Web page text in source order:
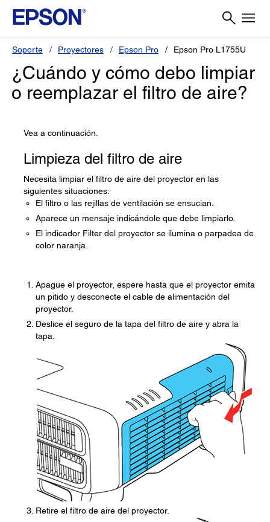
Soporte Proyectores Epson Pro Epson Pro L1755U
¿Cuándo y cómo debo limpiar
o reemplazar el filtro de aire?
Vea a continuación.
Limpieza del filtro de aire
Necesita limpiar el filtro de aire del proyector en las
siguientes situaciones:
El filtro o las rejillas de ventilación se ensucian.
Aparece un mensaje indicándole que debe limpiarlo.
El indicador Filter del proyector se ilumina o parpadea de
color naranja.
Apague el proyector, espere hasta que el proyector emita
un pitido y desconecte el cable de alimentación del
proyector.
Deslice el seguro de la tapa del filtro de aire y abra la
tapa.
Retire el filtro de aire del proyector.